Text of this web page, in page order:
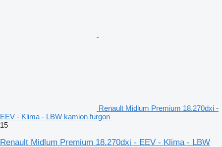
Renault Midlum Premium 18.270dxi -
EEV - Klima - LBW kamion furgon
15
Renault Midlum Premium 18.270dxi - EEV - Klima - LBW